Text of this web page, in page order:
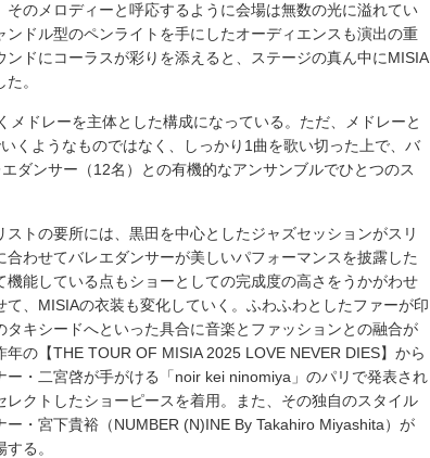
のメロディーと呼応するように会場は無数の光に溢れてい
ドル型のペンライトを手にしたオーディエンスも演出の重
ドにコーラスが彩りを添えると、ステージの真ん中にMISIA
。
ドレーを主体とした構成になっている。ただ、メドレーと
くようなものではなく、しっかり1曲を歌い切った上で、バ
ダンサー（12名）との有機的なアンサンブルでひとつのス
トの要所には、黒田を中心としたジャズセッションがスリ
わせてバレエダンサーが美しいパフォーマンスを披露した
機能している点もショーとしての完成度の高さをうかがわせ
、MISIAの衣装も変化していく。ふわふわとしたファーが印
キシードへといった具合に音楽とファッションとの融合が
の【THE TOUR OF MISIA 2025 LOVE NEVER DIES】から
・二宮啓が手がける「noir kei ninomiya」のパリで発表され
クトしたショーピースを着用。また、その独自のスタイル
・宮下貴裕（NUMBER (N)INE By Takahiro Miyashita）が
る。